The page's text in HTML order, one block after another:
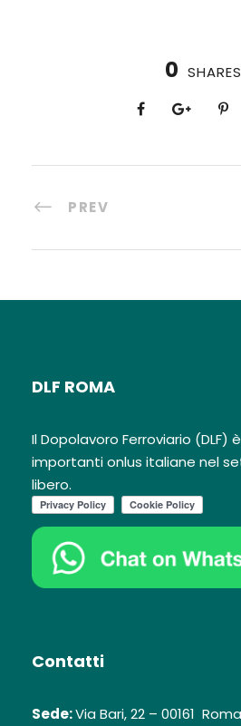
0 SHARES
PREV
DLF ROMA
Il Dopolavoro Ferroviario (DLF)
importanti onlus italiane nel
libero.
Contatti
Sede:Via Bari, 22 – 00161 Roma